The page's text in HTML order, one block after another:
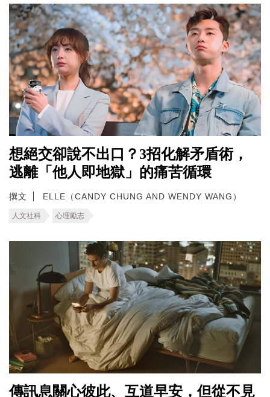
想絕交卻說不出口？3招化解矛盾術，
逃離「他人即地獄」的痛苦循環
撰文 ELLE（CANDY CHUNG AND WENDY WANG）
人文社科 心理勵志
傳訊息關心彼此、互道早安，但從不見